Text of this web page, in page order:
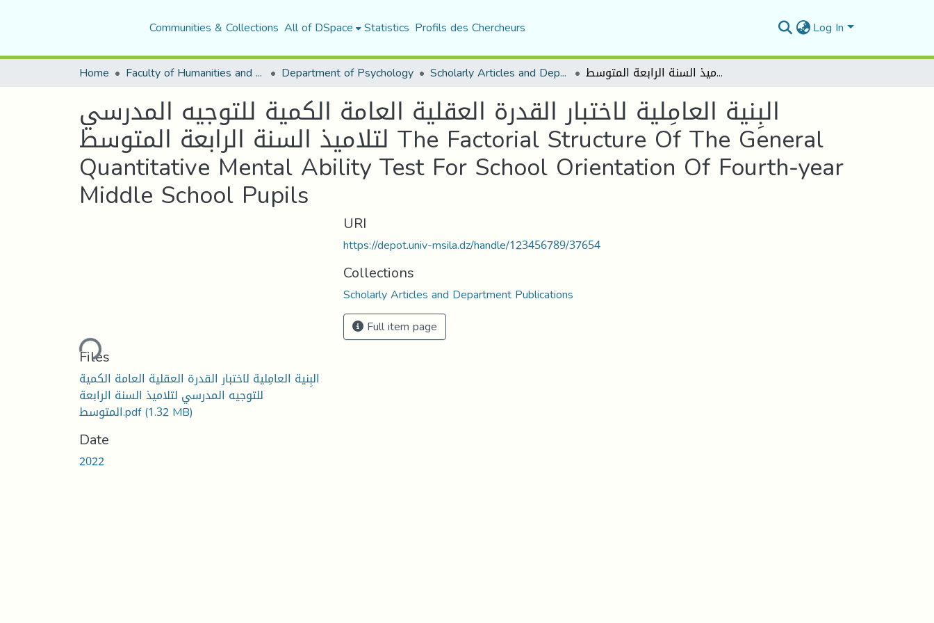
Communities & Collections All of DSpace Statistics Profils des Chercheurs Log In
Home Faculty of Humanities and Social Sciences Department of Psychology Scholarly Articles and Department Publications البِنية العامِلية لاختبار القدرة العقلية العامة الكمية للتوجيه المدرسي لتلاميذ السنة الرابعة المتوسط The Factorial Structure Of The General Quantitative Mental Ability Test For School Orientation Of Fourth-year Middle School Pupils
البِنية العامِلية لاختبار القدرة العقلية العامة الكمية للتوجيه المدرسي
لتلاميذ السنة الرابعة المتوسط The Factorial Structure Of The General
Quantitative Mental Ability Test For School Orientation Of Fourth-year
Middle School Pupils
Loading...
Files
البِنية العامِلية لاختبار القدرة العقلية العامة الكمية
للتوجيه المدرسي لتلاميذ السنة الرابعة
المتوسط.pdf(1.32 MB)
Date
2022
URI
https://depot.univ-msila.dz/handle/123456789/37654
Collections
Scholarly Articles and Department Publications
Full item page